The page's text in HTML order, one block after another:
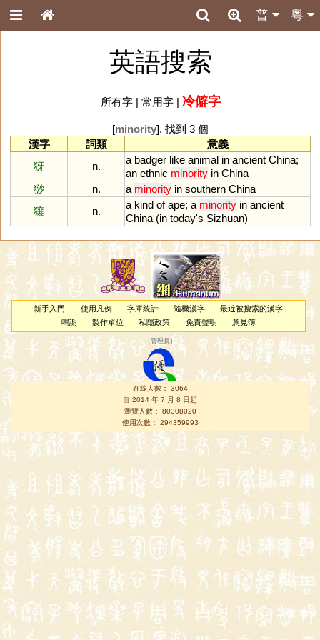
粵
普
英語搜索
所有字| 常用字| 冷僻字
[minority], 找到 3 個
漢字
詞類
意義
犽
n.
a badger like animal in ancient China;
an ethnic minority in China
猀
n. a minority in southern China
獽
n.
a kind of ape; a minority in ancient
China (in today's Sizhuan)
新手入門 使用凡例 字庫統計 隨機漢字
最近被搜索的漢字
鳴謝
製作單位 私隱政策 免責聲明 意見簿
（管理員 ）
在線人數： 3064
自 2014 年 7 月 8 日起
瀏覽人數： 80308020
使用次數： 294359993